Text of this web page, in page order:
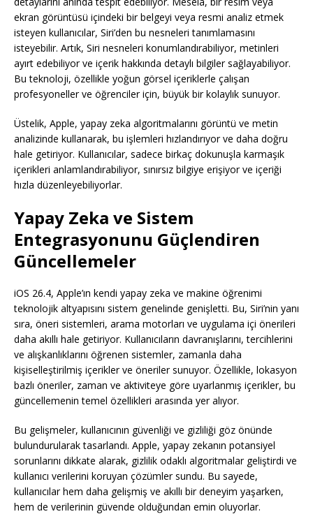
ekran görüntüsü içindeki bir belgeyi veya resmi analiz etmek
isteyen kullanıcılar, Siri’den bu nesneleri tanımlamasını
isteyebilir. Artık, Siri nesneleri konumlandırabiliyor, metinleri
ayırt edebiliyor ve içerik hakkında detaylı bilgiler sağlayabiliyor.
Bu teknoloji, özellikle yoğun görsel içeriklerle çalışan
profesyoneller ve öğrenciler için, büyük bir kolaylık sunuyor.
Üstelik, Apple, yapay zeka algoritmalarını görüntü ve metin
analizinde kullanarak, bu işlemleri hızlandırıyor ve daha doğru
hale getiriyor. Kullanıcılar, sadece birkaç dokunuşla karmaşık
içerikleri anlamlandırabiliyor, sınırsız bilgiye erişiyor ve içeriği
hızla düzenleyebiliyorlar.
Yapay Zeka ve Sistem
Entegrasyonunu Güçlendiren
Güncellemeler
iOS 26.4, Apple’ın kendi yapay zeka ve makine öğrenimi
teknolojik altyapısını sistem genelinde genişletti. Bu, Siri’nin yanı
sıra, öneri sistemleri, arama motorları ve uygulama içi önerileri
daha akıllı hale getiriyor. Kullanıcıların davranışlarını, tercihlerini
ve alışkanlıklarını öğrenen sistemler, zamanla daha
kişiselleştirilmiş içerikler ve öneriler sunuyor. Özellikle, lokasyon
bazlı öneriler, zaman ve aktiviteye göre uyarlanmış içerikler, bu
güncellemenin temel özellikleri arasında yer alıyor.
Bu gelişmeler, kullanıcının güvenliği ve gizliliği göz önünde
bulundurularak tasarlandı. Apple, yapay zekanın potansiyel
sorunlarını dikkate alarak, gizlilik odaklı algoritmalar geliştirdi ve
kullanıcı verilerini koruyan çözümler sundu. Bu sayede,
kullanıcılar hem daha gelişmiş ve akıllı bir deneyim yaşarken,
hem de verilerinin güvende olduğundan emin oluyorlar.